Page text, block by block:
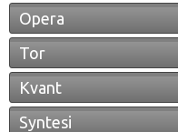
Opera
Tor
Kvant
Syntesi